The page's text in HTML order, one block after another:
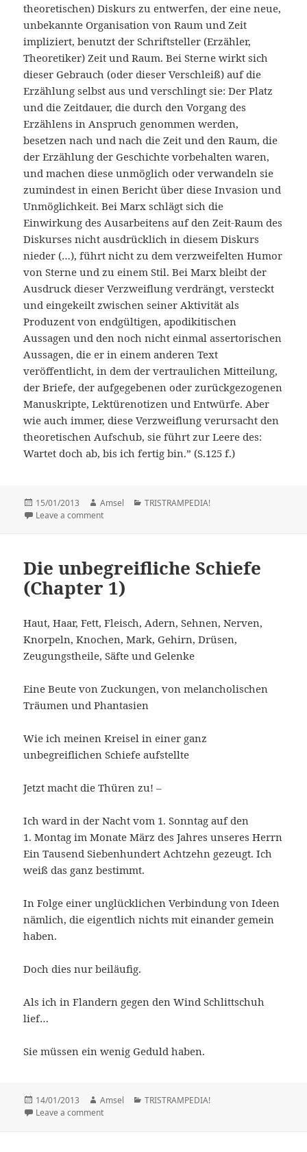
theoretischen) Diskurs zu entwerfen, der eine neue,
unbekannte Organisation von Raum und Zeit
impliziert, benutzt der Schriftsteller (Erzähler,
Theoretiker) Zeit und Raum. Bei Sterne wirkt sich
dieser Gebrauch (oder dieser Verschleiß) auf die
Erzählung selbst aus und verschlingt sie: Der Platz
und die Zeitdauer, die durch den Vorgang des
Erzählens in Anspruch genommen werden,
besetzen nach und nach die Zeit und den Raum, die
der Erzählung der Geschichte vorbehalten waren,
und machen diese unmöglich oder verwandeln sie
zumindest in einen Bericht über diese Invasion und
Unmöglichkeit. Bei Marx schlägt sich die
Einwirkung des Ausarbeitens auf den Zeit-Raum des
Diskurses nicht ausdrücklich in diesem Diskurs
nieder (…), führt nicht zu dem verzweifelten Humor
von Sterne und zu einem Stil. Bei Marx bleibt der
Ausdruck dieser Verzweiflung verdrängt, versteckt
und eingekeilt zwischen seiner Aktivität als
Produzent von endgültigen, apodikitischen
Aussagen und den noch nicht einmal assertorischen
Aussagen, die er in einem anderen Text
veröffentlicht, in dem der vertraulichen Mitteilung,
der Briefe, der aufgegebenen oder zurückgezogenen
Manuskripte, Lektürenotizen und Entwürfe. Aber
wie auch immer, diese Verzweiflung verursacht den
theoretischen Aufschub, sie führt zur Leere des:
Wartet doch ab, bis ich fertig bin.” (S.125 f.)
Posted
on
15/01/2013 Author
Amsel Categories
TRISTRAMPEDIA!
Leave a comment
Die unbegreifliche Schiefe
(Chapter 1)
Haut, Haar, Fett, Fleisch, Adern, Sehnen, Nerven,
Knorpeln, Knochen, Mark, Gehirn, Drüsen,
Zeugungstheile, Säfte und Gelenke
Eine Beute von Zuckungen, von melancholischen
Träumen und Phantasien
Wie ich meinen Kreisel in einer ganz
unbegreiflichen Schiefe aufstellte
Jetzt macht die Thüren zu! –
Ich ward in der Nacht vom 1. Sonntag auf den
1. Montag im Monate März des Jahres unseres Herrn
Ein Tausend Siebenhundert Achtzehn gezeugt. Ich
weiß das ganz bestimmt.
In Folge einer unglücklichen Verbindung von Ideen
nämlich, die eigentlich nichts mit einander gemein
haben.
Doch dies nur beiläufig.
Als ich in Flandern gegen den Wind Schlittschuh
lief…
Sie müssen ein wenig Geduld haben.
Posted
on
14/01/2013 Author
Amsel Categories
TRISTRAMPEDIA!
Leave a comment